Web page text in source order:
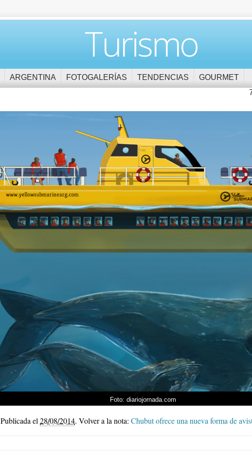
Turismo
ARGENTINA FOTOGALERÍAS TENDENCIAS
GOURMET
Foto: diariojornada.com
Publicada el 28/08/2014. Volver a la nota: Chubut ofrece una nueva forma de